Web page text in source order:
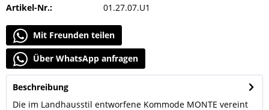
Artikel-Nr.: 01.27.07.U1
Mit Freunden teilen
Über WhatsApp anfragen
Beschreibung
Die im Landhausstil entworfene Kommode MONTE vereint